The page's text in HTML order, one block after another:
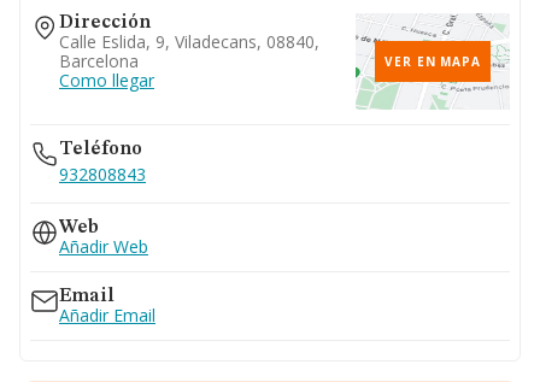
Dirección
Calle Eslida, 9, Viladecans, 08840,
Barcelona
Como llegar
VER EN MAPA
Teléfono
932808843
Web
Añadir Web
Email
Añadir Email